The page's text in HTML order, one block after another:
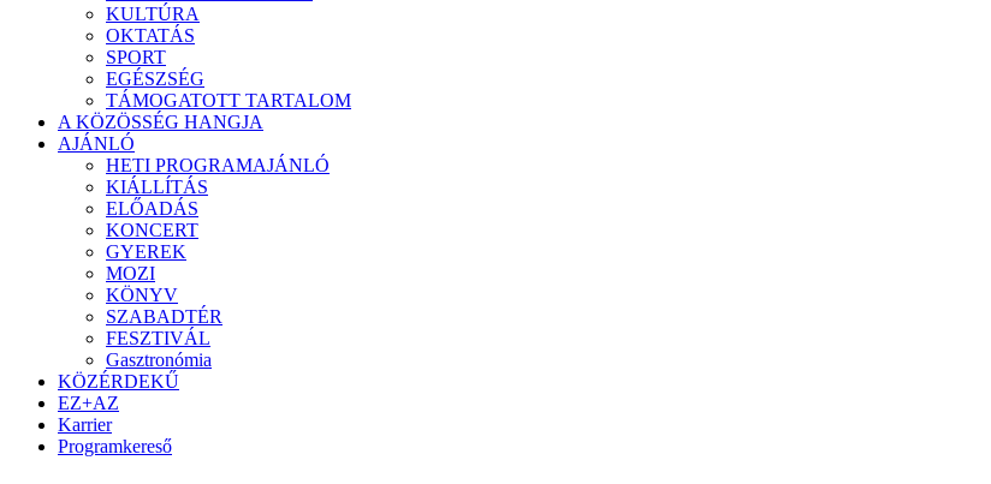
KULTÚRA
OKTATÁS
SPORT
EGÉSZSÉG
TÁMOGATOTT TARTALOM
A KÖZÖSSÉG HANGJA
AJÁNLÓ
HETI PROGRAMAJÁNLÓ
KIÁLLÍTÁS
ELŐADÁS
KONCERT
GYEREK
MOZI
KÖNYV
SZABADTÉR
FESZTIVÁL
Gasztronómia
KÖZÉRDEKŰ
EZ+AZ
Karrier
Programkereső